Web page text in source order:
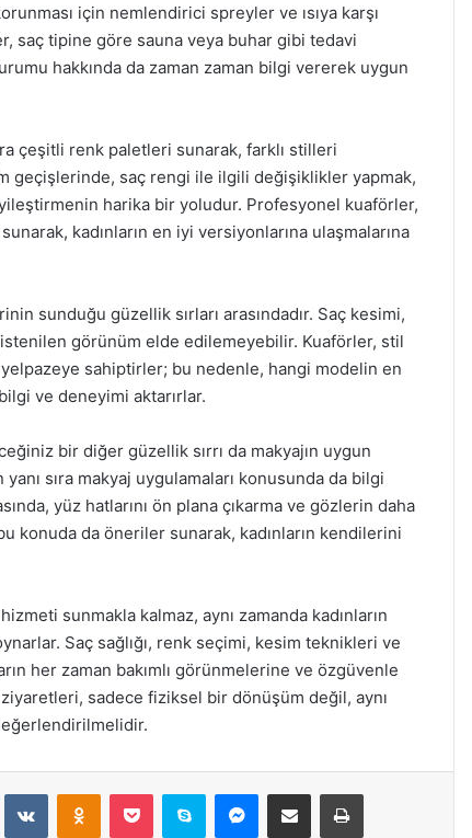
için nemlendirici spreyler ve ısıya karşı
saç tipine göre sauna veya buhar gibi tedavi
hakkında da zaman zaman bilgi vererek uygun
çeşitli renk paletleri sunarak, farklı stilleri
geçişlerinde, saç rengi ile ilgili değişiklikler yapmak,
harika bir yoludur. Profesyonel kuaförler,
kadınların en iyi versiyonlarına ulaşmalarına
sunduğu güzellik sırları arasındadır. Saç kesimi,
görünüm elde edilemeyebilir. Kuaförler, stil
sahiptirler; bu nedenle, hangi modelin en
ve deneyimi aktarırlar.
bir diğer güzellik sırrı da makyajın uygun
sıra makyaj uygulamaları konusunda da bilgi
yüz hatlarını ön plana çıkarma ve gözlerin daha
konuda da öneriler sunarak, kadınların kendilerini
sunmakla kalmaz, aynı zamanda kadınların
Saç sağlığı, renk seçimi, kesim teknikleri ve
her zaman bakımlı görünmelerine ve özgüvenle
sadece fiziksel bir dönüşüm değil, aynı
VKontakteOdnoklassniki
Pocket Skype Messenger
E-Posta ile paylaş Yazdır